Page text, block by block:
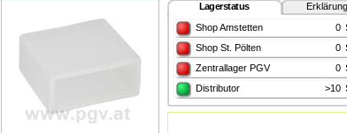
Lagerstatus
Shop Amstetten
0
Shop St. Pölten
0
Zentrallager PGV
0
Distributor
>10